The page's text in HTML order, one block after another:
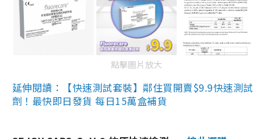
點擊圖片放大
延伸閱讀：【快速測試套裝】鄰住買開賣$9.9快速測試
劑！最快即日發貨 每日15萬盒補貨